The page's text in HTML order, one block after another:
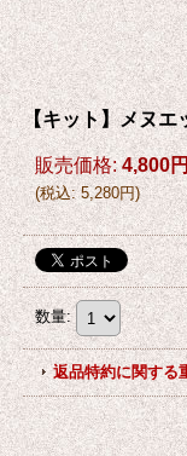
【キット】メヌエ
販売価格: 4,800
(税込: 5,280円)
数量:
返品特約に関する